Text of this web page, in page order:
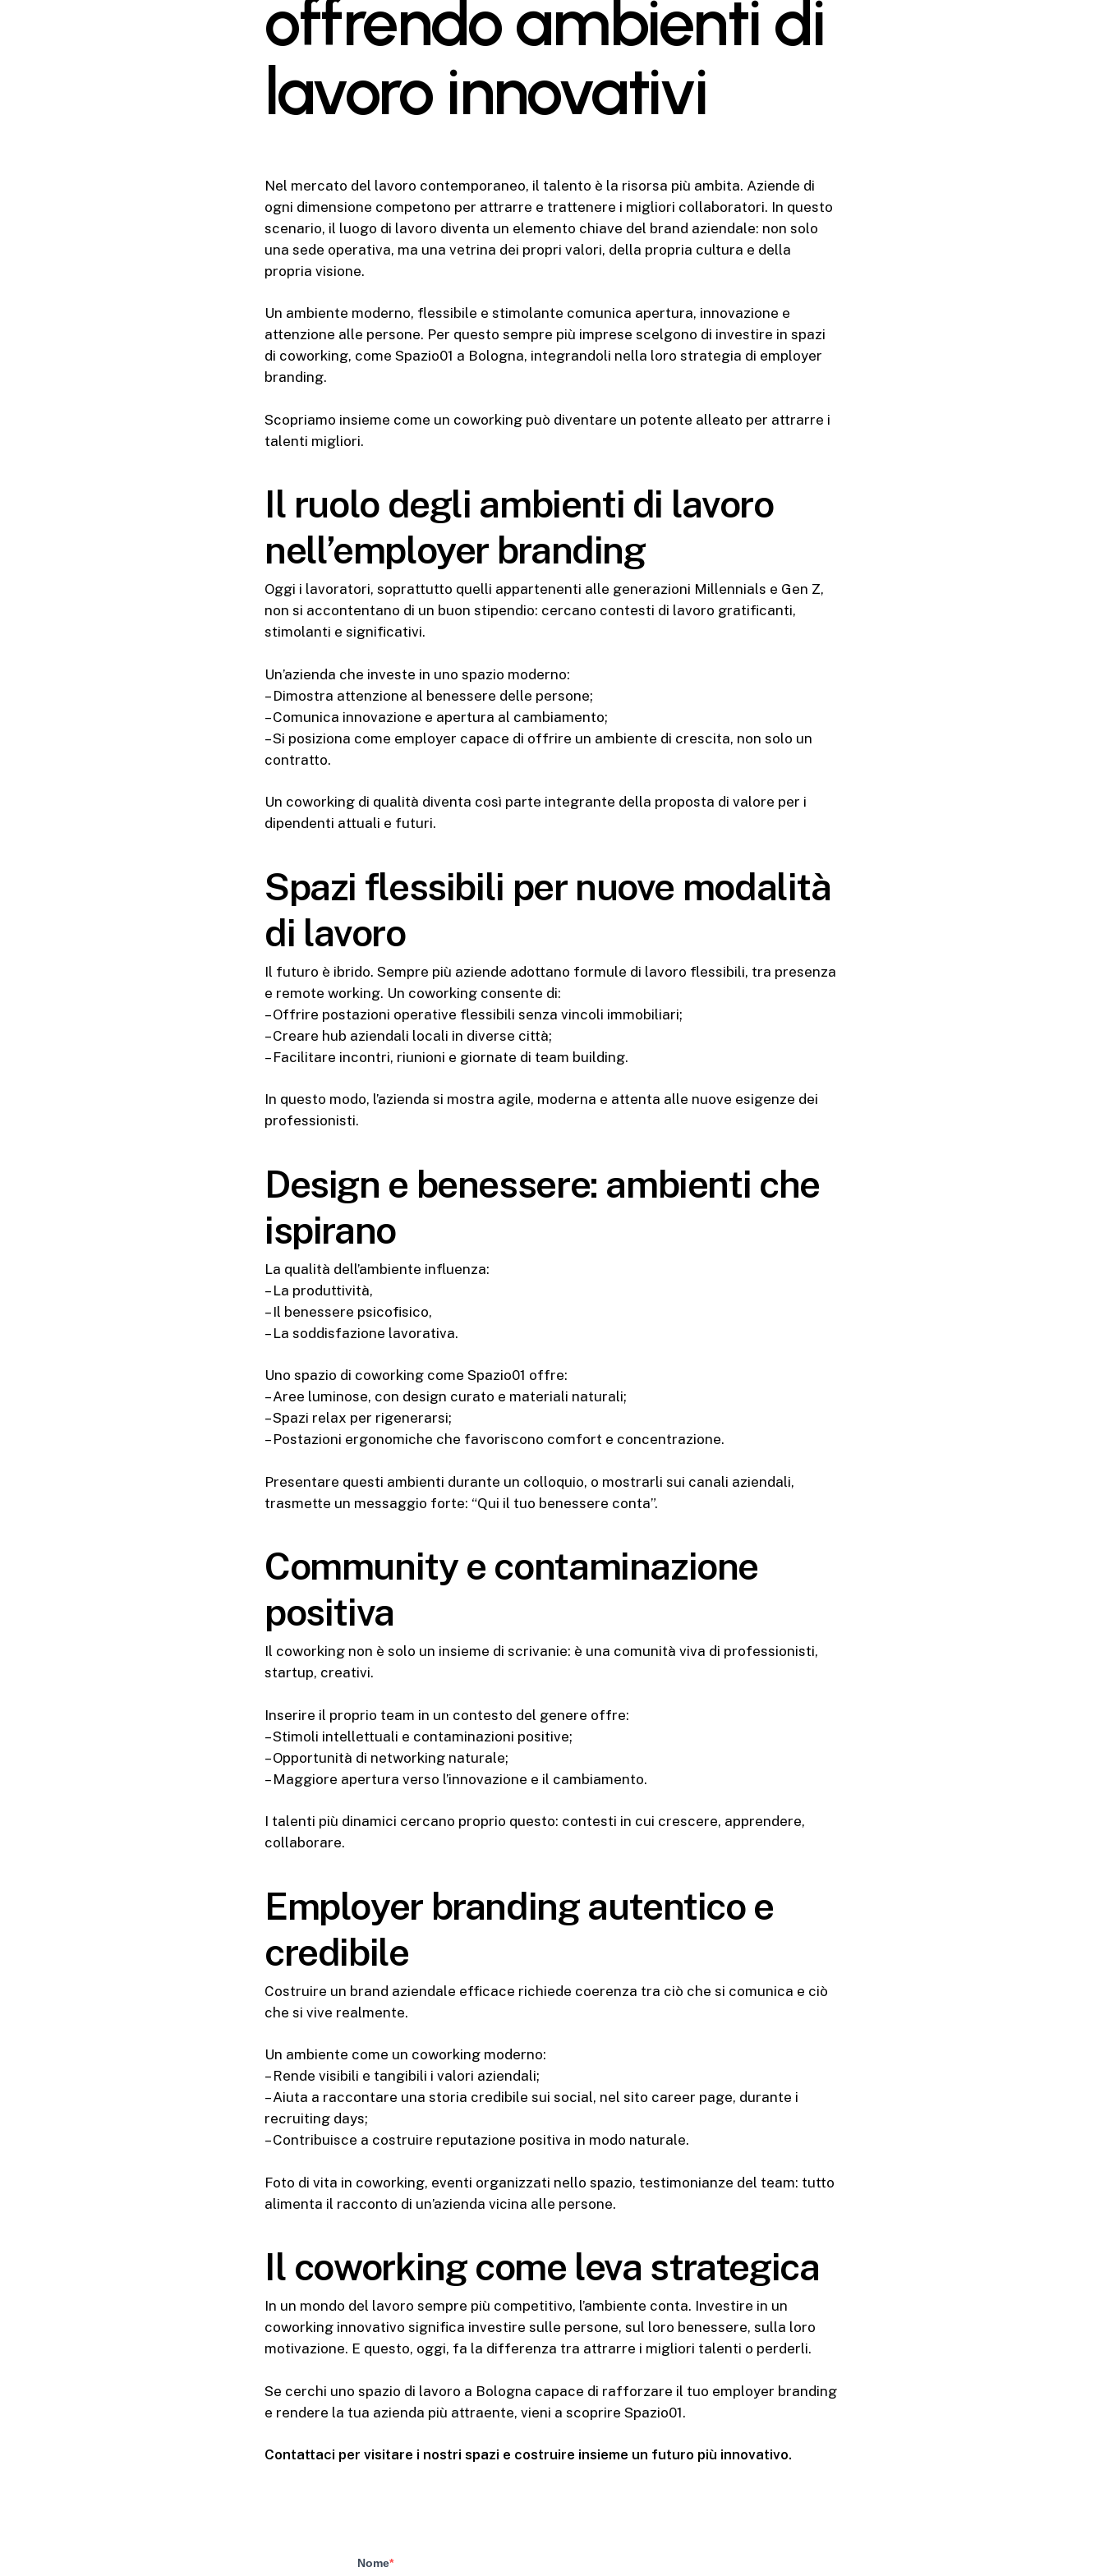
offrendo ambienti di
lavoro innovativi
Nel mercato del lavoro contemporaneo, il talento è la risorsa più ambita. Aziende di
ogni dimensione competono per attrarre e trattenere i migliori collaboratori. In questo
scenario, il luogo di lavoro diventa un elemento chiave del brand aziendale: non solo
una sede operativa, ma una vetrina dei propri valori, della propria cultura e della
propria visione.
Un ambiente moderno, flessibile e stimolante comunica apertura, innovazione e
attenzione alle persone. Per questo sempre più imprese scelgono di investire in spazi
di coworking, come Spazio01 a Bologna, integrandoli nella loro strategia di employer
branding.
Scopriamo insieme come un coworking può diventare un potente alleato per attrarre i
talenti migliori.
Il ruolo degli ambienti di lavoro
nell’employer branding
Oggi i lavoratori, soprattutto quelli appartenenti alle generazioni Millennials e Gen Z,
non si accontentano di un buon stipendio: cercano contesti di lavoro gratificanti,
stimolanti e significativi.
Un’azienda che investe in uno spazio moderno:
– Dimostra attenzione al benessere delle persone;
– Comunica innovazione e apertura al cambiamento;
– Si posiziona come employer capace di offrire un ambiente di crescita, non solo un
contratto.
Un coworking di qualità diventa così parte integrante della proposta di valore per i
dipendenti attuali e futuri.
Spazi flessibili per nuove modalità
di lavoro
Il futuro è ibrido. Sempre più aziende adottano formule di lavoro flessibili, tra presenza
e remote working. Un coworking consente di:
– Offrire postazioni operative flessibili senza vincoli immobiliari;
– Creare hub aziendali locali in diverse città;
– Facilitare incontri, riunioni e giornate di team building.
In questo modo, l’azienda si mostra agile, moderna e attenta alle nuove esigenze dei
professionisti.
Design e benessere: ambienti che
ispirano
La qualità dell’ambiente influenza:
– La produttività,
– Il benessere psicofisico,
– La soddisfazione lavorativa.
Uno spazio di coworking come Spazio01 offre:
– Aree luminose, con design curato e materiali naturali;
– Spazi relax per rigenerarsi;
– Postazioni ergonomiche che favoriscono comfort e concentrazione.
Presentare questi ambienti durante un colloquio, o mostrarli sui canali aziendali,
trasmette un messaggio forte: “Qui il tuo benessere conta”.
Community e contaminazione
positiva
Il coworking non è solo un insieme di scrivanie: è una comunità viva di professionisti,
startup, creativi.
Inserire il proprio team in un contesto del genere offre:
– Stimoli intellettuali e contaminazioni positive;
– Opportunità di networking naturale;
– Maggiore apertura verso l’innovazione e il cambiamento.
I talenti più dinamici cercano proprio questo: contesti in cui crescere, apprendere,
collaborare.
Employer branding autentico e
credibile
Costruire un brand aziendale efficace richiede coerenza tra ciò che si comunica e ciò
che si vive realmente.
Un ambiente come un coworking moderno:
– Rende visibili e tangibili i valori aziendali;
– Aiuta a raccontare una storia credibile sui social, nel sito career page, durante i
recruiting days;
– Contribuisce a costruire reputazione positiva in modo naturale.
Foto di vita in coworking, eventi organizzati nello spazio, testimonianze del team: tutto
alimenta il racconto di un’azienda vicina alle persone.
Il coworking come leva strategica
In un mondo del lavoro sempre più competitivo, l’ambiente conta. Investire in un
coworking innovativo significa investire sulle persone, sul loro benessere, sulla loro
motivazione. E questo, oggi, fa la differenza tra attrarre i migliori talenti o perderli.
Se cerchi uno spazio di lavoro a Bologna capace di rafforzare il tuo employer branding
e rendere la tua azienda più attraente, vieni a scoprire Spazio01.
Contattaci per visitare i nostri spazi e costruire insieme un futuro più innovativo.
Nome